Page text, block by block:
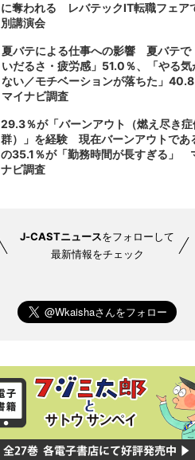
に奪われる レバテックIT転職フェア
別講演会
夏バテによる仕事への影響 夏バテで
いだるさ・疲労感」51.0％、「やる気
ない／モチベーションが落ちた」
マイナビ調査
29.3％が「バーンアウト（燃え尽き症
群）」を経験 現在バーンアウトであ
の35.1％が「勤務時間が長すぎる」
ナビ調査
J-CASTニュースをフォローして
最新情報をチェック